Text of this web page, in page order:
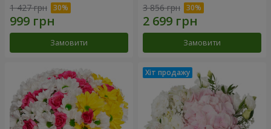
1 427 грн
Замовити
3 856 грн
Замовити